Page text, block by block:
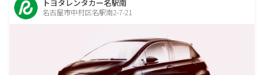
トヨタレンタカー名駅南
名古屋市中村区名駅南2-7-21